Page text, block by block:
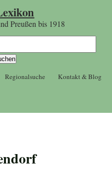
Preußen bis 1918
Regionalsuche Kontakt & Blog